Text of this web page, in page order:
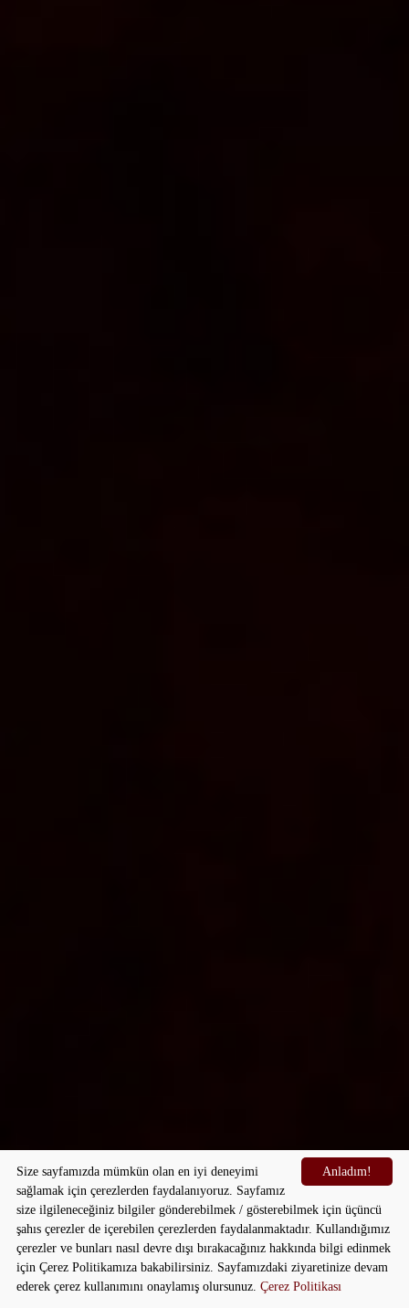
Next
ALT YAPI SANATI
Anladım!
Size sayfamızda mümkün olan en iyi deneyimi
sağlamak için çerezlerden faydalanıyoruz. Sayfamız
size ilgileneceğiniz bilgiler gönderebilmek / gösterebilmek için üçüncü
şahıs çerezler de içerebilen çerezlerden faydalanmaktadır. Kullandığımız
çerezler ve bunları nasıl devre dışı bırakacağınız hakkında bilgi edinmek
için Çerez Politikamıza bakabilirsiniz. Sayfamızdaki ziyaretinize devam
ederek çerez kullanımını onaylamış olursunuz. Çerez Politikası